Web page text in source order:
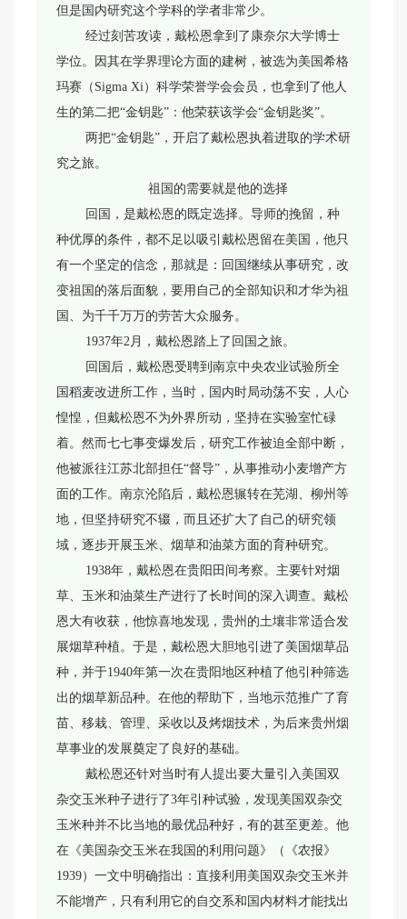
但是国内研究这个学科的学者非常少。
经过刻苦攻读，戴松恩拿到了康奈尔大学博士
学位。因其在学界理论方面的建树，被选为美国希格
玛赛（Sigma Xi）科学荣誉学会会员，也拿到了他人
生的第二把“金钥匙”：他荣获该学会“金钥匙奖”。
两把“金钥匙”，开启了戴松恩执着进取的学术研
究之旅。
祖国的需要就是他的选择
回国，是戴松恩的既定选择。导师的挽留，种
种优厚的条件，都不足以吸引戴松恩留在美国，他只
有一个坚定的信念，那就是：回国继续从事研究，改
变祖国的落后面貌，要用自己的全部知识和才华为祖
国、为千千万万的劳苦大众服务。
1937年2月，戴松恩踏上了回国之旅。
回国后，戴松恩受聘到南京中央农业试验所全
国稻麦改进所工作，当时，国内时局动荡不安，人心
惶惶，但戴松恩不为外界所动，坚持在实验室忙碌
着。然而七七事变爆发后，研究工作被迫全部中断，
他被派往江苏北部担任“督导”，从事推动小麦增产方
面的工作。南京沦陷后，戴松恩辗转在芜湖、柳州等
地，但坚持研究不辍，而且还扩大了自己的研究领
域，逐步开展玉米、烟草和油菜方面的育种研究。
1938年，戴松恩在贵阳田间考察。主要针对烟
草、玉米和油菜生产进行了长时间的深入调查。戴松
恩大有收获，他惊喜地发现，贵州的土壤非常适合发
展烟草种植。于是，戴松恩大胆地引进了美国烟草品
种，并于1940年第一次在贵阳地区种植了他引种筛选
出的烟草新品种。在他的帮助下，当地示范推广了育
苗、移栽、管理、采收以及烤烟技术，为后来贵州烟
草事业的发展奠定了良好的基础。
戴松恩还针对当时有人提出要大量引入美国双
杂交玉米种子进行了3年引种试验，发现美国双杂交
玉米种并不比当地的最优品种好，有的甚至更差。他
在《美国杂交玉米在我国的利用问题》（《农报》
1939）一文中明确指出：直接利用美国双杂交玉米并
不能增产，只有利用它的自交系和国内材料才能找出